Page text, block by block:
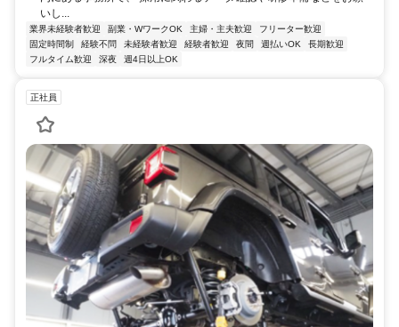
いし...
業界未経験者歓迎 副業・WワークOK 主婦・主夫歓迎
フリーター歓迎
固定時間制
経験不問 未経験者歓迎 経験者歓迎 夜間 週払いOK
長期歓迎
フルタイム歓迎
深夜 週4日以上OK
正社員